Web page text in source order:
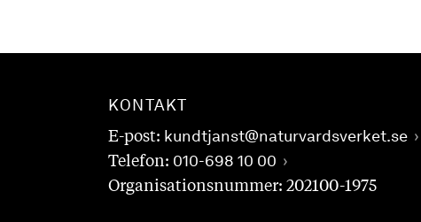
KONTAKT
E-post: kundtjanst@naturvardsverket.se
Telefon: 010-698 10 00
Organisationsnummer: 202100-1975